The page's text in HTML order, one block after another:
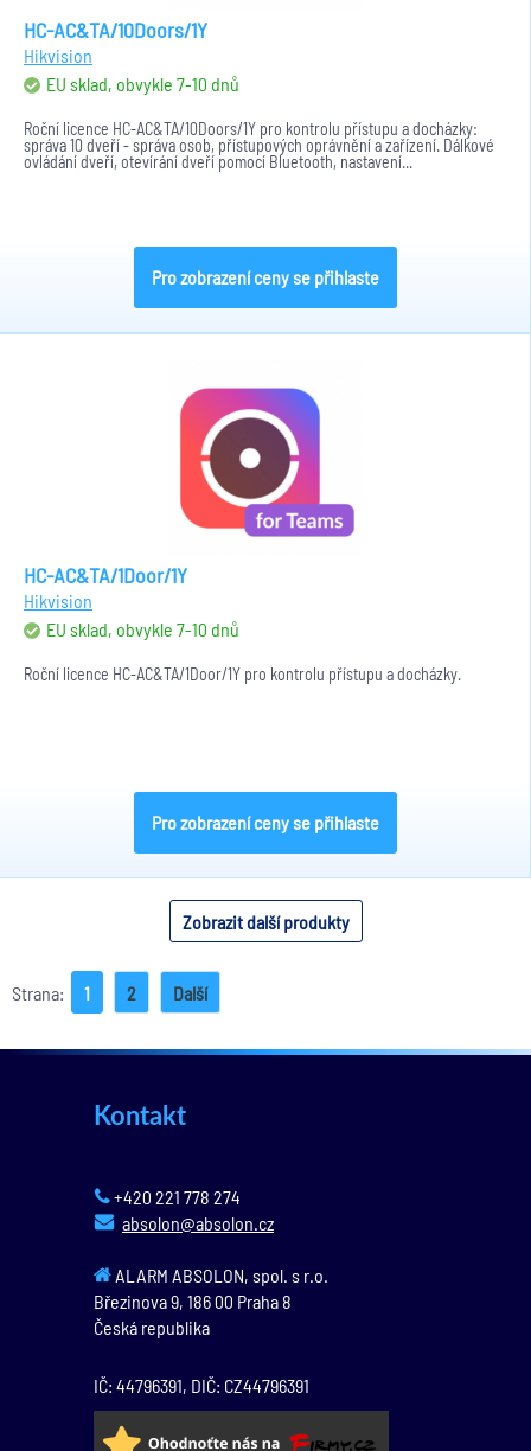
HC-AC&TA/10Doors/1Y
Hikvision
EU sklad, obvykle 7-10 dnů
Roční licence HC-AC&TA/10Doors/1Y pro kontrolu přístupu a docházky:
správa 10 dveří - správa osob, přístupových oprávnění a zařízení. Dálkové
ovládání dveří, otevírání dveří pomocí Bluetooth, nastavení...
Pro zobrazení ceny se přihlaste
HC-AC&TA/1Door/1Y
Hikvision
EU sklad, obvykle 7-10 dnů
Roční licence HC-AC&TA/1Door/1Y pro kontrolu přístupu a docházky.
Pro zobrazení ceny se přihlaste
Zobrazit další produkty
Strana: 1 2 Další
Kontakt
+420 221 778 274
absolon@absolon.cz
ALARM ABSOLON, spol. s r.o.
Březinova 9, 186 00 Praha 8
Česká republika
IČ: 44796391, DIČ: CZ44796391